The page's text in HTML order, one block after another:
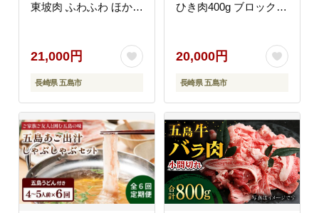
東坡肉 ふわふわ ほかほ
最速発送 最短発送
21,000円
長崎県 五島市
ひき肉400g ブロック
会社 [PFP004]
20,000円
長崎県 五島市